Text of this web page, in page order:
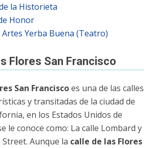
la Historieta
Honor
Yerba Buena (Teatro)
Flores San Francisco
San Franciscoes una de las calles
y transitadas de la ciudad de
en los Estados Unidos de
le conoce como: La calle Lombard y
Aunque la calle de las Flores